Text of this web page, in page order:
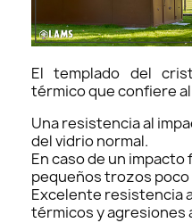
El templado del
térmico que confiere
Una resistencia al
del vidrio normal.
En caso de un
pequeños trozos
Excelente resistencia
térmicos y agresiones